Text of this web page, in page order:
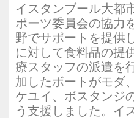
イスタンブール大都
ポーツ委員会の協力
野でサポートを提供
に対して食料品の提
療スタッフの派遣を
加したボートがモダ
ケユイ、ボスタンジ
う支援しました。イ